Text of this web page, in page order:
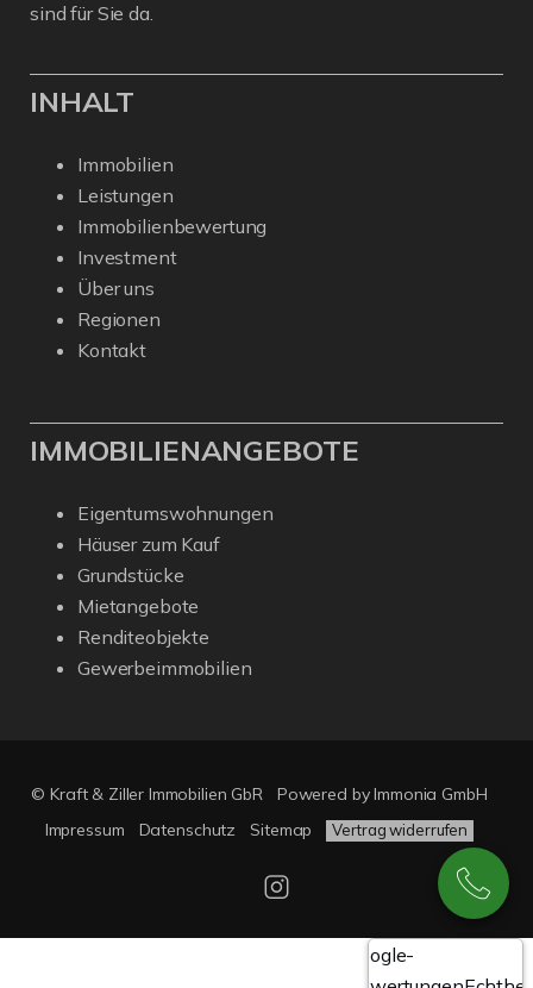
sind für Sie da.
INHALT
Immobilien
Leistungen
Immobilienbewertung
Investment
Über uns
Regionen
Kontakt
IMMOBILIENANGEBOTE
Eigentumswohnungen
Häuser zum Kauf
Grundstücke
Mietangebote
Renditeobjekte
Gewerbeimmobilien
© Kraft & Ziller Immobilien GbR
Powered by Immonia GmbH
Impressum
Datenschutz Sitemap Vertrag widerrufen
Google-